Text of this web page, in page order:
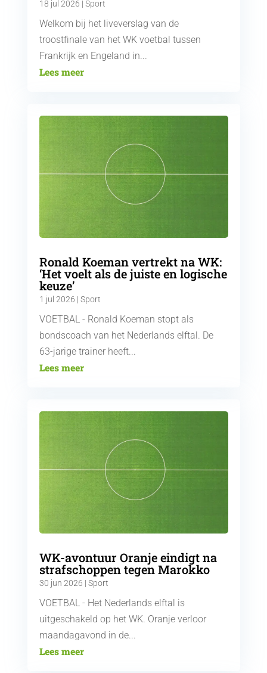
18 jul 2026 | Sport
Welkom bij het liveverslag van de
troostfinale van het WK voetbal tussen
Frankrijk en Engeland in...
Lees meer
Ronald Koeman vertrekt na WK:
‘Het voelt als de juiste en logische
keuze’
1 jul 2026 | Sport
VOETBAL - Ronald Koeman stopt als
bondscoach van het Nederlands elftal. De
63-jarige trainer heeft...
Lees meer
WK-avontuur Oranje eindigt na
strafschoppen tegen Marokko
30 jun 2026 | Sport
VOETBAL - Het Nederlands elftal is
uitgeschakeld op het WK. Oranje verloor
maandagavond in de...
Lees meer